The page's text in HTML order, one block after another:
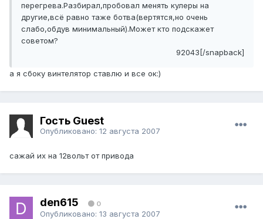
перегрева.Разбирал,пробовал менять кулеры на
другие,всё равно таже ботва(вертятся,но очень
слабо,обдув минимальный).Может кто подскажет
советом?
92043[/snapback]
а я сбоку винтелятор ставлю и все ок:)
Гость Guest
Опубликовано: 12 августа 2007
сажай их на 12вольт от привода
den615 0
Опубликовано: 13 августа 2007